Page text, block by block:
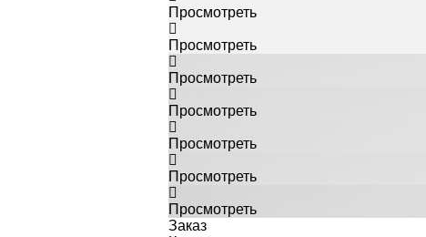
Просмотреть
Просмотреть
Просмотреть
Просмотреть
Просмотреть
Просмотреть
Просмотреть
Заказ